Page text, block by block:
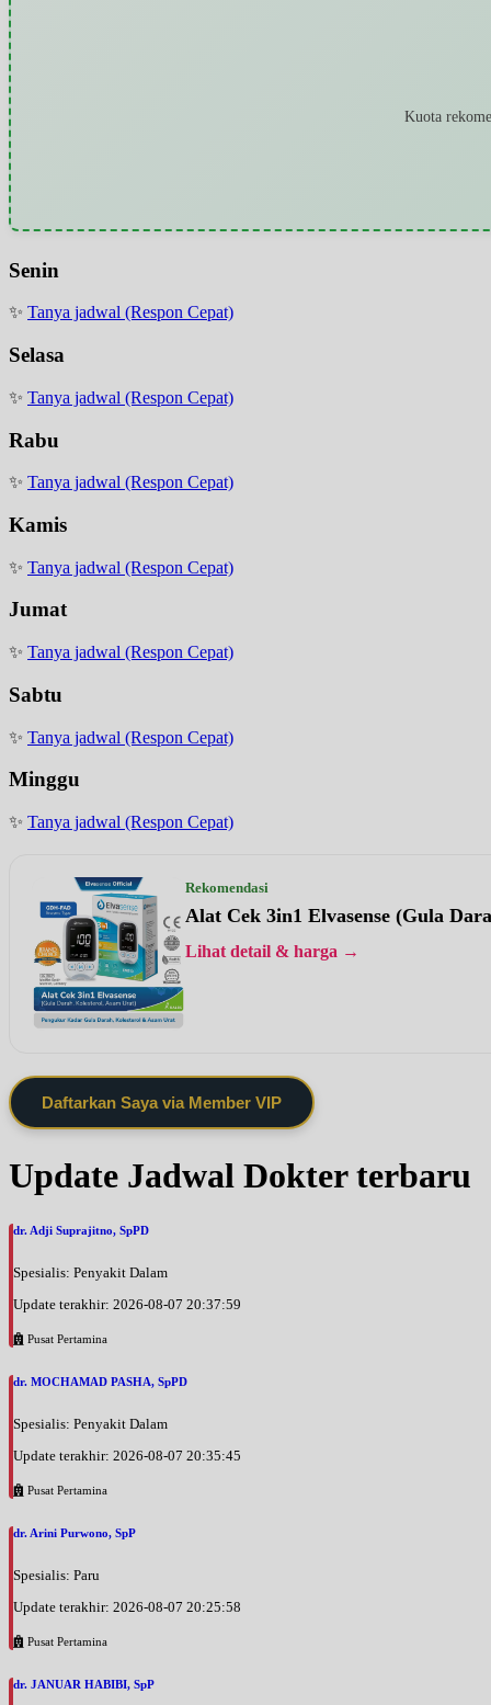
Kuota
Senin
✨ Tanya jadwal (Respon Cepat)
Selasa
✨ Tanya jadwal (Respon Cepat)
Rabu
✨ Tanya jadwal (Respon Cepat)
Kamis
✨ Tanya jadwal (Respon Cepat)
Jumat
✨ Tanya jadwal (Respon Cepat)
Sabtu
✨ Tanya jadwal (Respon Cepat)
Minggu
✨ Tanya jadwal (Respon Cepat)
Rekomendasi
Alat Cek 3in1 Elvasense (Gula
Lihat detail & harga →
Daftarkan Saya via Member VIP
Update Jadwal Dokter terbaru
dr. Adji Suprajitno, SpPD
Spesialis: Penyakit Dalam
Update terakhir: 2026-08-07 20:37:59
Pusat Pertamina
dr. MOCHAMAD PASHA, SpPD
Spesialis: Penyakit Dalam
Update terakhir: 2026-08-07 20:35:45
Pusat Pertamina
dr. Arini Purwono, SpP
Spesialis: Paru
Update terakhir: 2026-08-07 20:25:58
Pusat Pertamina
dr. JANUAR HABIBI, SpP